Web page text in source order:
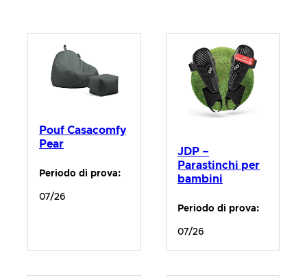
Pouf Casacomfy
Pear
Periodo di prova:
07/26
JDP –
Parastinchi per
bambini
Periodo di prova:
07/26